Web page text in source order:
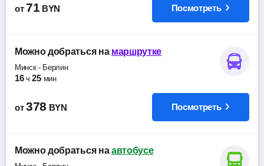
от 71 BYN Посмотреть
Можно добратьсяна маршрутке
Минск- Берлин
16 ч 25 мин
от 378 BYN Посмотреть
Можно добратьсяна автобусе